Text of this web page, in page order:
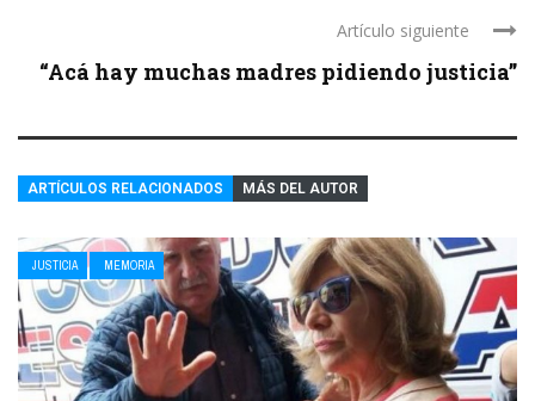
Artículo siguiente
“Acá hay muchas madres pidiendo justicia”
ARTÍCULOS RELACIONADOS MÁS DEL AUTOR
JUSTICIA MEMORIA